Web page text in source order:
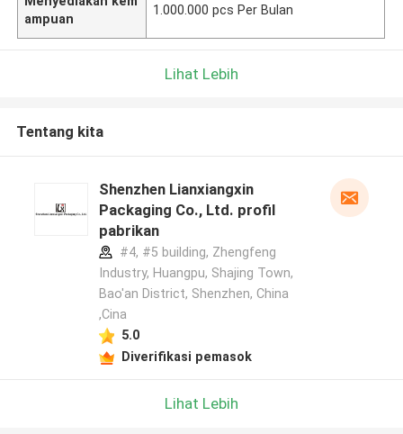
ampuan
1.000.000 pcs Per Bulan
Lihat Lebih
Tentang kita
Shenzhen Lianxiangxin
Packaging Co., Ltd. profil
pabrikan
#4, #5 building, Zhengfeng
Industry, Huangpu, Shajing Town,
Bao'an District, Shenzhen, China
,Cina
5.0
Diverifikasi pemasok
Lihat Lebih